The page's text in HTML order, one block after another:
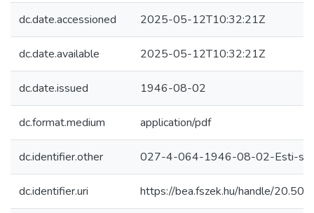
dc.date.accessioned 2025-05-12T10:32:21Z
dc.date.available 2025-05-12T10:32:21Z
dc.date.issued 1946-08-02
dc.format.medium application/pdf
dc.identifier.other 027-4-064-1946-08-02-Esti-
dc.identifier.uri https://bea.fszek.hu/handle/